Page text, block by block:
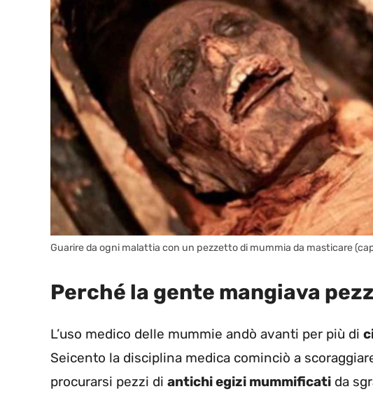
Guarire da ogni malattia con un pezzetto di mummia da masticare
Perché la gente mangiava
L’uso medico delle mummie andò avanti per più di
Seicento la disciplina medica cominciò a
procurarsi pezzi di antichi egizi mummificati da